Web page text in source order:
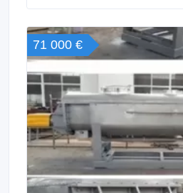
аквасистемы, автомобильные системы
транспортировки
71 000 €